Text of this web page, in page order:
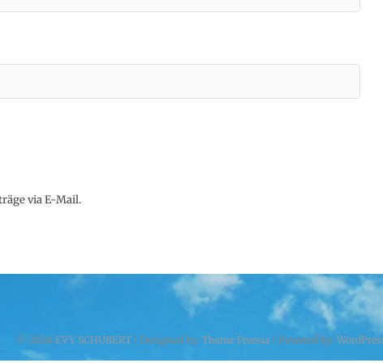
via E-Mail.
© 2026 EVY SCHUBERT| Designed by: Theme Freesia| Powered by: